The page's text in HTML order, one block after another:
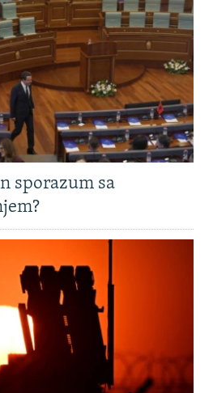
sporazum sa